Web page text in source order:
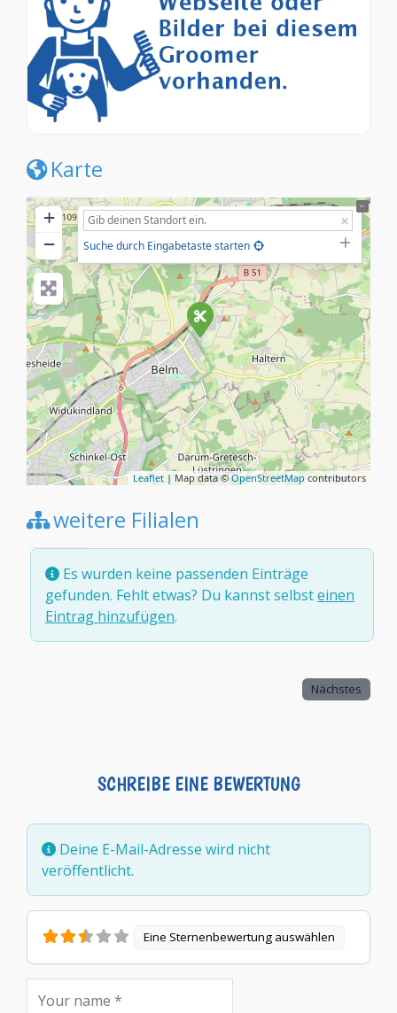
Karte
+
−
Suche durch Eingabetaste starten
Leaflet | Map data ©OpenStreetMap contributors
weitere Filialen
Es wurden keine passenden Einträge
gefunden. Fehlt etwas? Du kannst selbsteinen
Eintrag hinzufügen.
Nächstes
SCHREIBE EINE BEWERTUNG
Deine E-Mail-Adresse wird nicht
veröffentlicht.
Eine Sternenbewertung auswählen